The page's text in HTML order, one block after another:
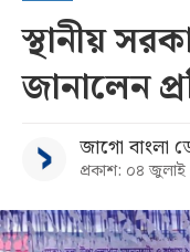
সর্বশেষ
বিভাগ
আর্কাইভ
স্থানীয়
জানালেন
জাগো বাংলা
প্রকাশ: ০৪